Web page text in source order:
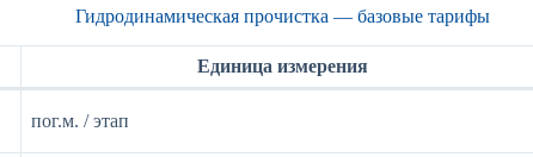
Гидродинамическая прочистка — базовые тарифы
Единица измерения
пог.м. / этап